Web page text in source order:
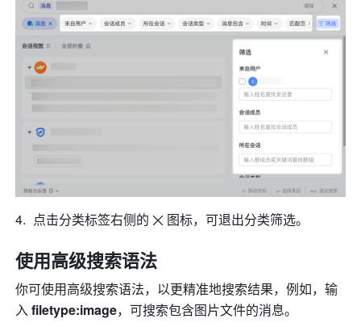
点击分类标签右侧的 图标，可退出分类筛选。
使用高级搜索语法
你可使用高级搜索语法，以更精准地搜索结果，例如，输
入 filetype:image，可搜索包含图片文件的消息。